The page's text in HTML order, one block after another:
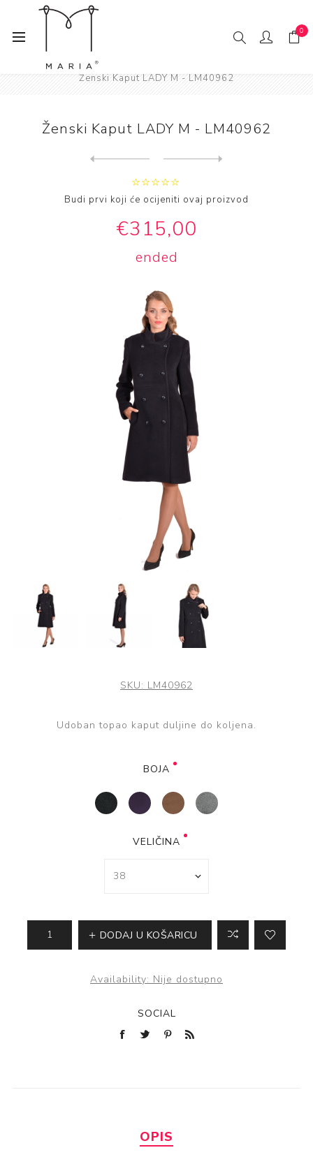
0
Moda
Ženski Kaput LADY M - LM40962
Ženski Kaput LADY M - LM40962
Budi prvi koji će ocijeniti ovaj proizvod
€315,00
ended
SKU: LM40962
Udoban topao kaput duljine do koljena.
BOJA
VELIČINA
DODAJ U KOŠARICU
Availability: Nije dostupno
SOCIAL
OPIS